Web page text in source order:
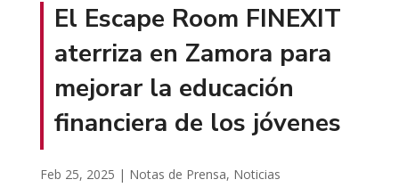
El Escape Room FINEXIT
aterriza en Zamora para
mejorar la educación
financiera de los jóvenes
Feb 25, 2025 | Notas de Prensa, Noticias